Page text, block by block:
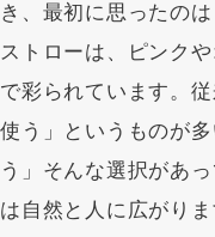
き、最初に思ったの
ストローは、ピンク
で彩られています。
使う」というものが
う」そんな選択があ
は自然と人に広がり